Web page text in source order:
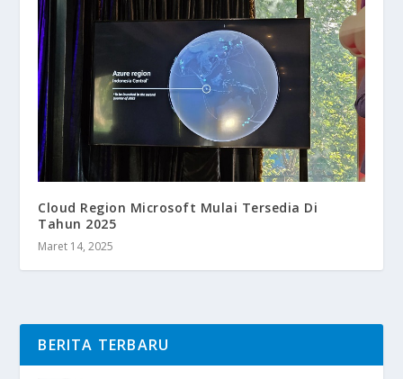
Cloud Region Microsoft Mulai Tersedia Di
Tahun 2025
Maret 14, 2025
BERITA TERBARU